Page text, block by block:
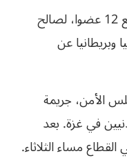
وصوّت معظم أعضاء المجلس، بواقع 12 عضوا، لصالح
عن
الأمن، جريمة
في غزة. بعد
مساء الثلاثاء.